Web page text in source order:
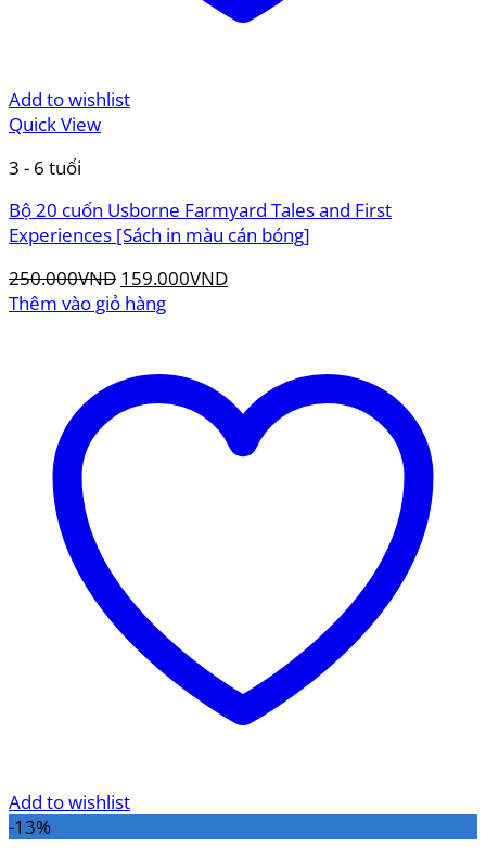
Add to wishlist
Quick View
3 - 6 tuổi
Bộ 20 cuốn Usborne Farmyard Tales and First
Experiences [Sách in màu cán bóng]
250.000VND Giá
gốc
159.000VNDGiá
159.000VND.
Thêm vào giỏ hàng
Add to wishlist
-13%